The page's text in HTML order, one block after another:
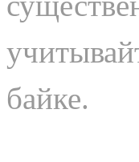
байке.